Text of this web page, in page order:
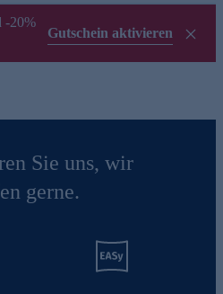
-20%
Gutschein aktivieren
Sie uns, wir
gerne.